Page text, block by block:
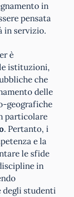
in
pensata
in servizio.
è
istituzioni,
che
delle
geografiche
particolare
. Pertanto, i
e la
le sfide
in
degli studenti